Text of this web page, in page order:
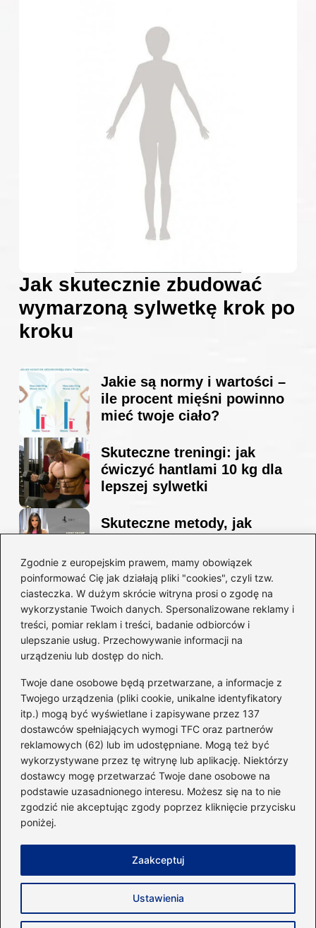
Zgodnie z europejskim prawem, mamy obowiązek
poinformować Cię jak działają pliki "cookies", czyli tzw.
ciasteczka. W dużym skrócie witryna prosi o zgodę na
wykorzystanie Twoich danych. Spersonalizowane reklamy i
treści, pomiar reklam i treści, badanie odbiorców i
ulepszanie usług. Przechowywanie informacji na
urządzeniu lub dostęp do nich.
Twoje dane osobowe będą przetwarzane, a informacje z
Twojego urządzenia (pliki cookie, unikalne identyfikatory
itp.) mogą być wyświetlane i zapisywane przez 137
dostawców spełniających wymogi TFC oraz partnerów
reklamowych (62) lub im udostępniane. Mogą też być
wykorzystywane przez tę witrynę lub aplikację. Niektórzy
dostawcy mogę przetwarzać Twoje dane osobowe na
podstawie uzasadnionego interesu. Możesz się na to nie
zgodzić nie akceptując zgody poprzez kliknięcie przycisku
poniżej.
Ustawienia
Zaakceptuj
Jak skutecznie zbudować
wymarzoną sylwetkę krok po
kroku
Jakie są normy i wartości –
ile procent mięśni powinno
mieć twoje ciało?
Skuteczne treningi: jak
ćwiczyć hantlami 10 kg dla
lepszej sylwetki
Skuteczne metody, jak
sylwetkę w zaledwie 90 dni
Idealny garnitur: jak dobrać
go do swojej sylwetki?
Kategorie
Dieta i kalorie(221)
Fitness(236)
Siłownia(101)
Sport(60)
Sprzęt i akcesoria(25)
Suplementy(38)
Zasady użytkowania
Napisz do nas